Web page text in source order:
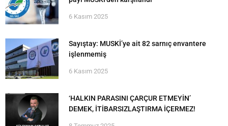
6 Kasım 2025
Sayıştay: MUSKİ’ye ait 82 sarnıç envantere
işlenmemiş
6 Kasım 2025
‘HALKIN PARASINI ÇARÇUR ETMEYİN’
DEMEK, İTİBARSIZLAŞTIRMA İÇERMEZ!